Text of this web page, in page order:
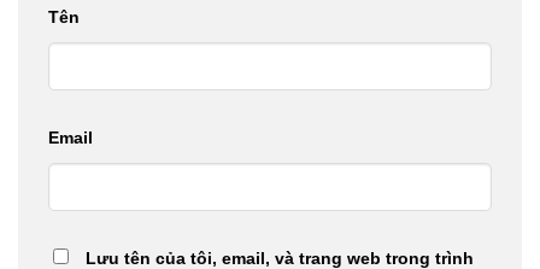
Tên
Email
Lưu tên của tôi, email, và trang web trong trình